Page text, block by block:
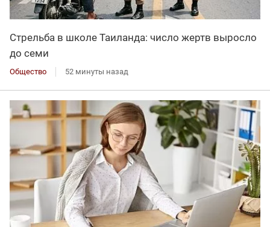
Стрельба в школе Таиланда: число жертв выросло
до семи
Общество 52 минуты назад